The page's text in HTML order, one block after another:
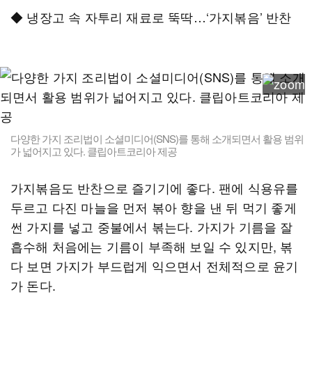
◆ 냉장고 속 자투리 재료로 뚝딱…‘가지볶음’ 반찬
다양한 가지 조리법이 소셜미디어(SNS)를 통해 소개되면서 활용 범위
가 넓어지고 있다. 클립아트코리아 제공
가지볶음도 반찬으로 즐기기에 좋다. 팬에 식용유를
두르고 다진 마늘을 먼저 볶아 향을 낸 뒤 먹기 좋게
썬 가지를 넣고 중불에서 볶는다. 가지가 기름을 잘
흡수해 처음에는 기름이 부족해 보일 수 있지만, 볶
다 보면 가지가 부드럽게 익으면서 전체적으로 윤기
가 돈다.